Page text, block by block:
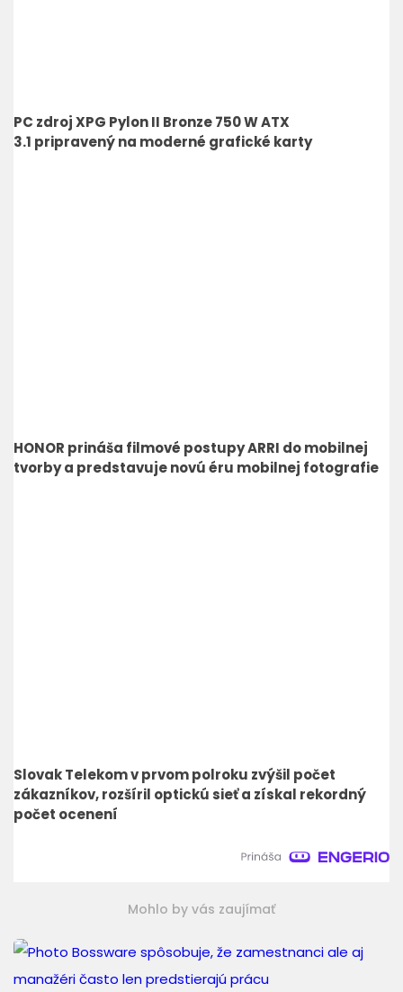
PC zdroj XPG Pylon II Bronze 750 W ATX
3.1 pripravený na moderné grafické karty
HONOR prináša filmové postupy ARRI do mobilnej
tvorby a predstavuje novú éru mobilnej fotografie
Slovak Telekom v prvom polroku zvýšil počet
zákazníkov, rozšíril optickú sieť a získal rekordný
počet ocenení
Mohlo by vás zaujímať